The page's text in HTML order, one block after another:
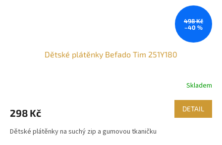
498 Kč
–40 %
Dětské plátěnky Befado Tim 251Y180
Skladem
298 Kč DETAIL
Dětské plátěnky na suchý zip a gumovou tkaničku